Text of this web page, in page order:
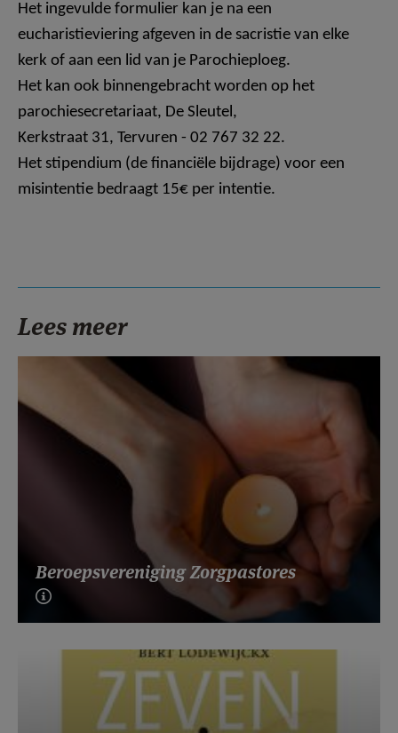
Het ingevulde formulier kan je na een
eucharistieviering afgeven in de sacristie van elke
kerk of aan een lid van je Parochieploeg.
Het kan ook binnengebracht worden op het
parochiesecretariaat, De Sleutel,
Kerkstraat 31, Tervuren - 02 767 32 22.
Het stipendium (de financiële bijdrage) voor een
misintentie bedraagt 15€ per intentie.
Lees meer
Beroepsvereniging Zorgpastores